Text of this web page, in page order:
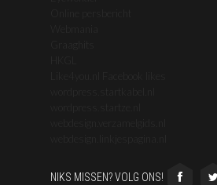
NIKS MISSEN? VOLG ONS!